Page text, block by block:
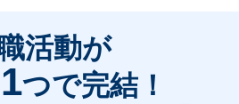
活動が
1つで完結！